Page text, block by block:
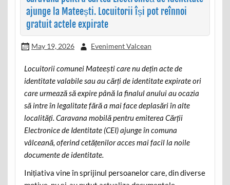
ajunge la Mateești. Locuitorii își pot reînnoi
gratuit actele expirate
May 19, 2026 Eveniment Valcean
Locuitorii comunei Mateești care nu dețin acte de
identitate valabile sau au cărți de identitate expirate ori
care urmează să expire până la finalul anului au ocazia
să intre în legalitate fără a mai face deplasări în alte
localități. Caravana mobilă pentru emiterea Cărții
Electronice de Identitate (CEI) ajunge în comuna
vâlceană, oferind cetățenilor acces mai facil la noile
documente de identitate.
Inițiativa vine în sprijinul persoanelor care, din diverse